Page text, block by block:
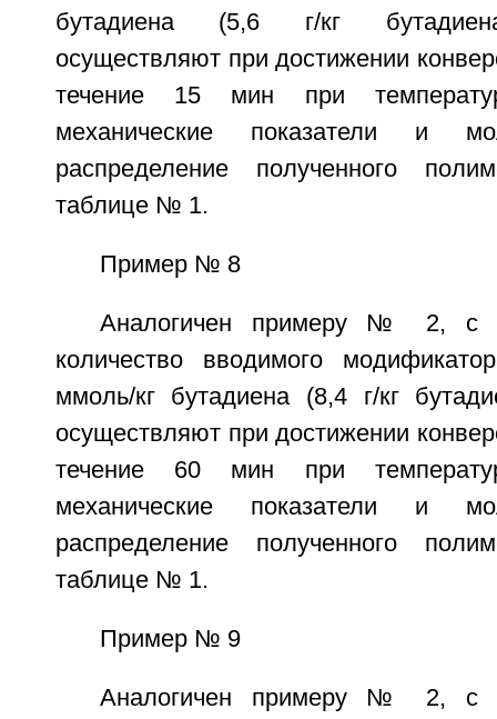
бутадиена (5,6 г/кг
осуществляют при достижении
течение 15 мин при
механические показатели и
распределение полученного
таблице № 1.
Пример № 8
Аналогичен примеру № 2, с
количество вводимого
ммоль/кг бутадиена (8,4 г/кг
осуществляют при достижении
течение 60 мин при
механические показатели и
распределение полученного
таблице № 1.
Пример № 9
Аналогичен примеру № 2, с